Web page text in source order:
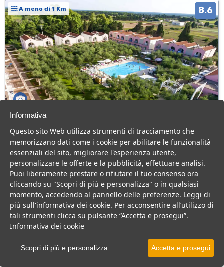
A meno di 1 Km 8.6
Puglia > Salento > Otranto > Alimini
64 Camere
Caratteristico Villaggio in Salento, ideale per una vacanza in pieno
relax a pochi km dalla spiaggia.
Villaggio Hotel
VEDI SU MAPPA
Informativa
Questo sito Web utilizza strumenti di tracciamento che
memorizzano dati come i cookie per abilitare le funzionalità
essenziali del sito, migliorare l'esperienza utente,
personalizzare le offerte e la pubblicità, effettuare analisi.
Puoi liberamente prestare o rifiutare il tuo consenso ora
cliccando su "Scopri di più e personalizza" o in qualsiasi
momento, accedendo al pannello delle preferenze. Leggi di
più sull'informativa dei cookie. Per acconsentire all’utilizzo di
tali strumenti clicca su pulsante “Accetta e prosegui”.
Informativa dei cookie
Scopri di più e personalizza Accetta e prosegui